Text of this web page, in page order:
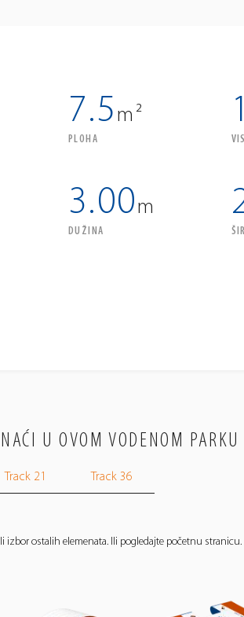
7.5 m²
PLOHA
3.00m
DUŽINA
U OVOM VODENOM PARKU
Track 21 Track 36
izbor ostalih elemenata. Ili pogledajte početnu stranicu.